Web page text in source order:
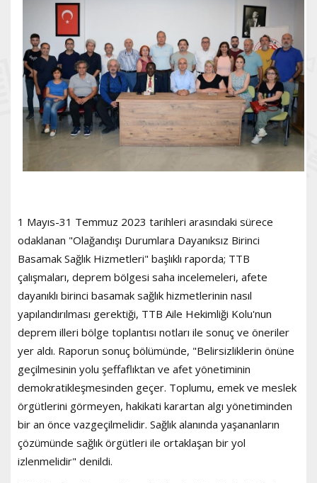
1 Mayıs-31 Temmuz 2023 tarihleri arasındaki sürece
odaklanan "Olağandışı Durumlara Dayanıksız Birinci
Basamak Sağlık Hizmetleri" başlıklı raporda; TTB
çalışmaları, deprem bölgesi saha incelemeleri, afete
dayanıklı birinci basamak sağlık hizmetlerinin nasıl
yapılandırılması gerektiği, TTB Aile Hekimliği Kolu'nun
deprem illeri bölge toplantısı notları ile sonuç ve öneriler
yer aldı. Raporun sonuç bölümünde, "Belirsizliklerin önüne
geçilmesinin yolu şeffaflıktan ve afet yönetiminin
demokratikleşmesinden geçer. Toplumu, emek ve meslek
örgütlerini görmeyen, hakikati karartan algı yönetiminden
bir an önce vazgeçilmelidir. Sağlık alanında yaşananların
çözümünde sağlık örgütleri ile ortaklaşan bir yol
izlenmelidir" denildi.